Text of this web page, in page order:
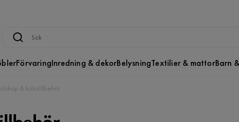
FörvaringInredning & dekorBelysningTextilier & mattorBarn
& kökstillbehör